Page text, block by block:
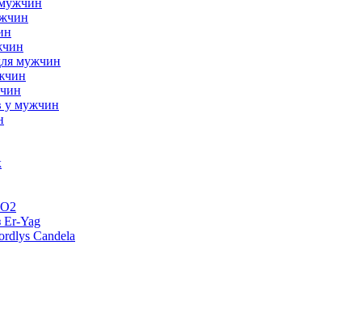
мужчин
у мужчин
Yag
Candela